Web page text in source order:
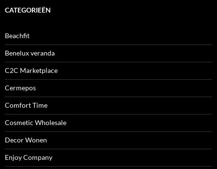
CATEGORIEËN
Beachfit
Benelux veranda
C2C Marketplace
Cermepos
Comfort Time
Cosmetic Wholesale
Decor Wonen
Enjoy Company